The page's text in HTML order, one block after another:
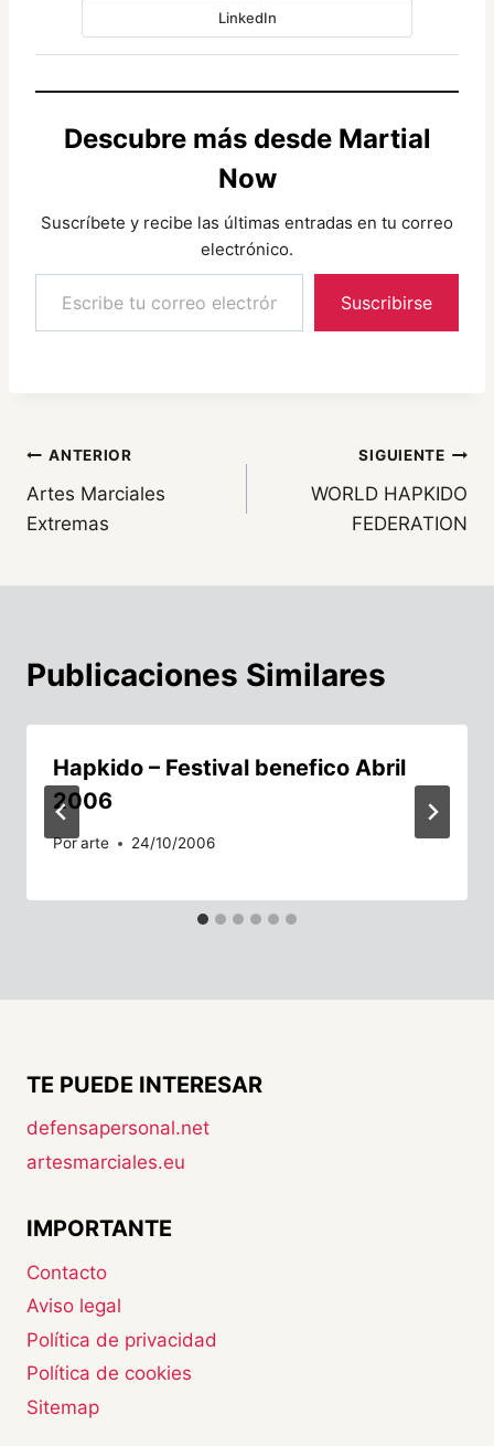
LinkedIn
Descubre más desde Martial
Now
Suscríbete y recibe las últimas entradas en tu correo
electrónico.
Escribe tu correo electrónico…
Suscribirse
Navegación
de
ANTERIOR
Artes Marciales
Extremas
SIGUIENTE
WORLD HAPKIDO
FEDERATION
Publicaciones Similares
Hapkido – Festival benefico Abril
2006
Porarte 24/10/2006
TE PUEDE INTERESAR
defensapersonal.net
artesmarciales.eu
IMPORTANTE
Contacto
Aviso legal
Política de privacidad
Política de cookies
Sitemap